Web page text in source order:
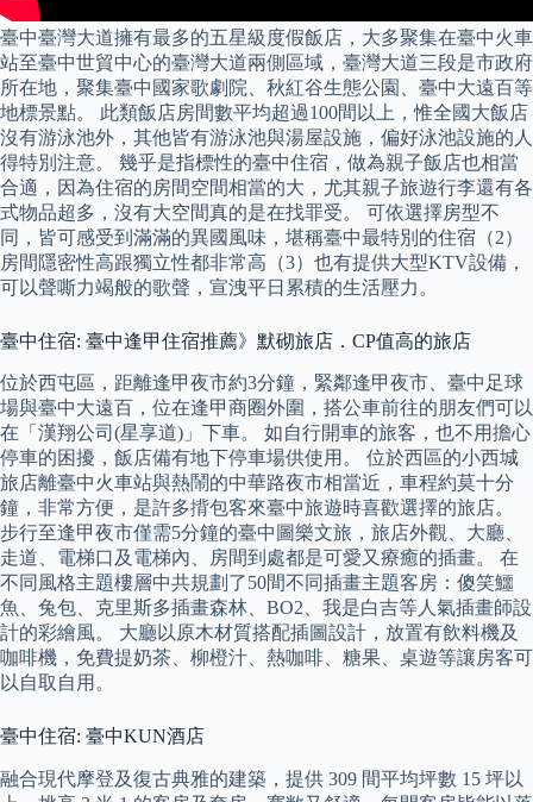
臺中臺灣大道擁有最多的五星級度假飯店，大多聚集在臺中火車
站至臺中世貿中心的臺灣大道兩側區域，臺灣大道三段是市政府
所在地，聚集臺中國家歌劇院、秋紅谷生態公園、臺中大遠百等
地標景點。 此類飯店房間數平均超過100間以上，惟全國大飯店
沒有游泳池外，其他皆有游泳池與湯屋設施，偏好泳池設施的人
得特別注意。 幾乎是指標性的臺中住宿，做為親子飯店也相當
合適，因為住宿的房間空間相當的大，尤其親子旅遊行李還有各
式物品超多，沒有大空間真的是在找罪受。 可依選擇房型不
同，皆可感受到滿滿的異國風味，堪稱臺中最特別的住宿（2）
房間隱密性高跟獨立性都非常高（3）也有提供大型KTV設備，
可以聲嘶力竭般的歌聲，宣洩平日累積的生活壓力。
臺中住宿: 臺中逢甲住宿推薦》默砌旅店．CP值高的旅店
位於西屯區，距離逢甲夜市約3分鐘，緊鄰逢甲夜市、臺中足球
場與臺中大遠百，位在逢甲商圈外圍，搭公車前往的朋友們可以
在「漢翔公司(星享道)」下車。 如自行開車的旅客，也不用擔心
停車的困擾，飯店備有地下停車場供使用。 位於西區的小西城
旅店離臺中火車站與熱鬧的中華路夜市相當近，車程約莫十分
鐘，非常方便，是許多揹包客來臺中旅遊時喜歡選擇的旅店。
步行至逢甲夜市僅需5分鐘的臺中圖樂文旅，旅店外觀、大廳、
走道、電梯口及電梯內、房間到處都是可愛又療癒的插畫。 在
不同風格主題樓層中共規劃了50間不同插畫主題客房：傻笑鱷
魚、兔包、克里斯多插畫森林、BO2、我是白吉等人氣插畫師設
計的彩繪風。 大廳以原木材質搭配插圖設計，放置有飲料機及
咖啡機，免費提奶茶、柳橙汁、熱咖啡、糖果、桌遊等讓房客可
以自取自用。
臺中住宿: 臺中KUN酒店
融合現代摩登及復古典雅的建築，提供 309 間平均坪數 15 坪以